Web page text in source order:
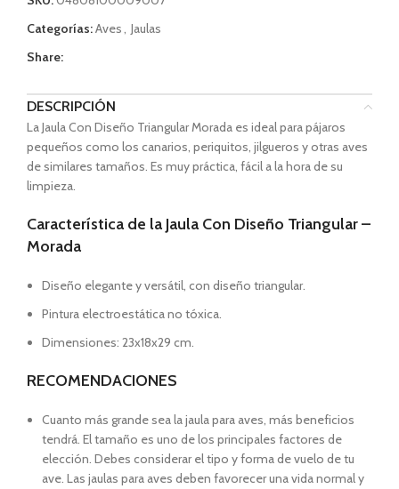
Categorías:Aves, Jaulas
Share:
DESCRIPCIÓN
La Jaula Con Diseño Triangular Morada es ideal para pájaros
pequeños como los canarios, periquitos, jilgueros y otras aves
de similares tamaños. Es muy práctica, fácil a la hora de su
limpieza.
Característica de la Jaula Con Diseño Triangular –
Morada
Diseño elegante y versátil, con diseño triangular.
Pintura electroestática no tóxica.
Dimensiones: 23x18x29 cm.
RECOMENDACIONES
Cuanto más grande sea la jaula para aves, más beneficios
tendrá. El tamaño es uno de los principales factores de
elección. Debes considerar el tipo y forma de vuelo de tu
ave. Las jaulas para aves deben favorecer una vida normal y